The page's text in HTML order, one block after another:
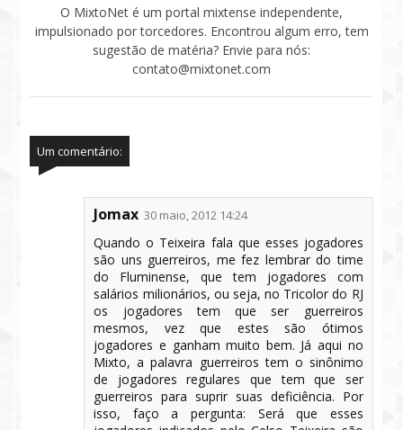
O MixtoNet é um portal mixtense independente,
impulsionado por torcedores. Encontrou algum erro, tem
sugestão de matéria? Envie para nós:
contato@mixtonet.com
Um comentário:
Jomax 30 maio, 2012 14:24
Quando o Teixeira fala que esses jogadores
são uns guerreiros, me fez lembrar do time
do Fluminense, que tem jogadores com
salários milionários, ou seja, no Tricolor do RJ
os jogadores tem que ser guerreiros
mesmos, vez que estes são ótimos
jogadores e ganham muito bem. Já aqui no
Mixto, a palavra guerreiros tem o sinônimo
de jogadores regulares que tem que ser
guerreiros para suprir suas deficiência. Por
isso, faço a pergunta: Será que esses